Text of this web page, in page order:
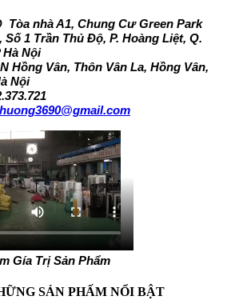
Tòa nhà A1, Chung Cư Green Park
1 Trần Thủ Độ, P. Hoàng Liệt, Q.
Hà Nội
Hồng Vân, Thôn Vân La, Hồng Vân,
Nội
Gía Trị Sản Phẩm
SẢN PHẤM NỔI BẬT